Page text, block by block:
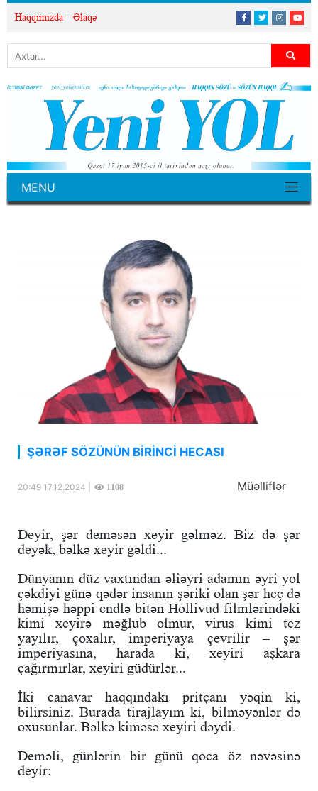
Haqqımızda Əlaqə
MENU
ŞƏRƏF SÖZÜNÜN BİRİNCİ HECASI
20:49 17.12.2024 | 1108 Müəlliflər
Deyir, şər deməsən xeyir gəlməz. Biz də şər
deyək, bəlkə xeyir gəldi...
Dünyanın düz vaxtından əliəyri adamın əyri yol
çəkdiyi günə qədər insanın şəriki olan şər heç də
həmişə həppi endlə bitən Hollivud filmlərindəki
kimi xeyirə məğlub olmur, virus kimi tez
yayılır, çoxalır, imperiyaya çevrilir – şər
imperiyasına, harada ki, xeyiri aşkara
çağırmırlar, xeyiri güdürlər...
İki canavar haqqındakı pritçanı yəqin ki,
bilirsiniz. Burada tirajlayım ki, bilməyənlər də
oxusunlar. Bəlkə kiməsə xeyiri dəydi.
Deməli, günlərin bir günü qoca öz nəvəsinə
deyir: